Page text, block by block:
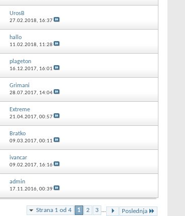
UrosB
27.02.2018, 16:37
hallo
11.02.2018, 11:28
plageton
16.12.2017, 16:01
Grimani
28.07.2017, 14:04
Extreme
21.04.2017, 00:57
Bratko
09.03.2017, 00:11
ivancar
09.02.2017, 16:16
admin
17.11.2016, 00:39
Strana 1 od 4 1 2 3 ... Poslednja